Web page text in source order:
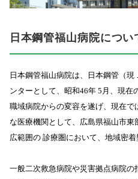
日本鋼管福山病院につい
日本鋼管福山病院は、日本鋼管（
ンターとして、昭和46年 5月、現在
職域病院からの変容を遂げ、現在
な医療機関として、広島県福山市
広範囲の 診療圏において、地域密着
一般二次救急病院や災害拠点病院